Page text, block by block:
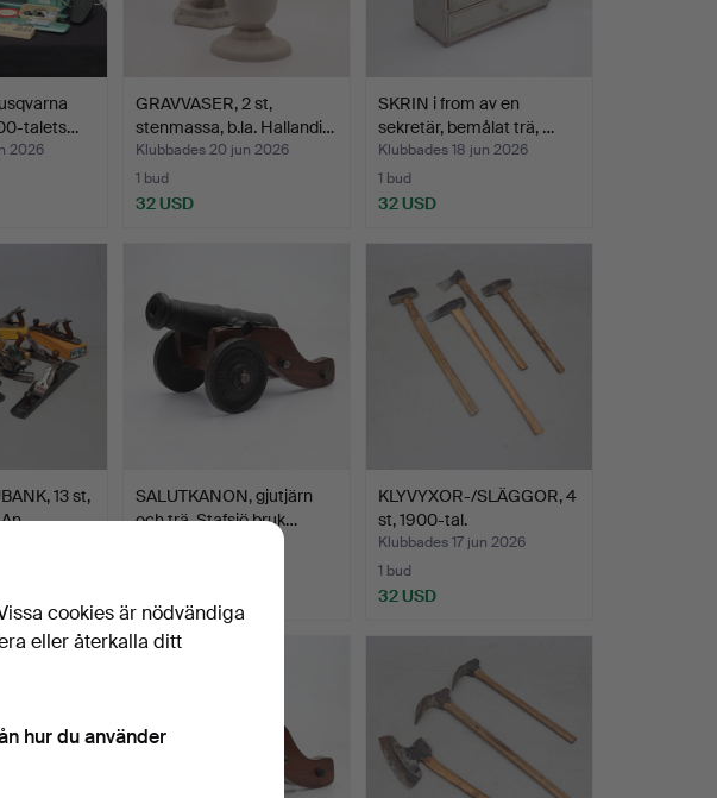
talets…
2026
GRAVVASER, 2 st,
stenmassa, b.la. Hallandi…
Klubbades 20 jun 2026
1 bud
32 USD
SKRIN i from av en
sekretär, bemålat trä, …
Klubbades 18 jun 2026
1 bud
32 USD
13 st,
An…
SALUTKANON, gjutjärn
och trä, Stafsjö bruk…
KLYVYXOR-/SLÄGGOR, 4
st, 1900-tal.
Klubbades 17 jun 2026
1 bud
32 USD
cookies är nödvändiga
eller återkalla ditt
hur du använder